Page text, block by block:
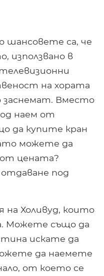
шансовете са, че
използвано в
на хората
заснемат. Вместо
наем от
да купите кран
можете да
цената?
под
на Холивуд, които
Можете също да
искате да
да наемете
от което се